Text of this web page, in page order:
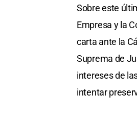
Sobre este
Empresa y la
carta ante la
Suprema de
intereses de
intentar